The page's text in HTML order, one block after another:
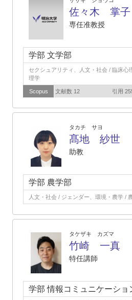
佐々木 掌子
専任准教授
学部 文学部
セクシュアリティ、人文・社会 / 臨床心
理学
Scopus 文献数 12 引用
タカチ サヨ
髙地 紗世
助教
学部 農学部
人文・社会 / ジェンダー、環境・農学 /
タケザキ カズマ
竹崎 一真
特任講師
学部 情報コミュニケーショ